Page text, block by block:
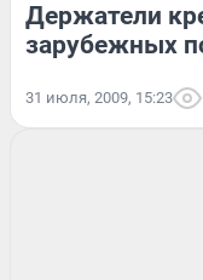
Держатели
зарубежных
31 июля, 2009, 15:23